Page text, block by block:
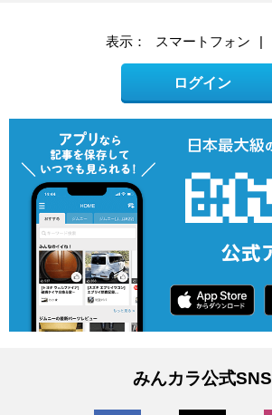
表示： スマートフォン |
ログイン
みんカラ公式SNS